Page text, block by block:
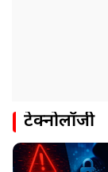
टेक्नोलॉजी